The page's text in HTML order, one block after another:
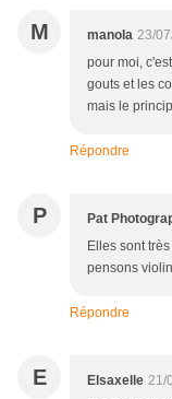
M manola 23/
pour moi,
gouts et les
mais le
Répondre
P Pat
Elles sont
pensons
Répondre
E Elsaxelle 21/